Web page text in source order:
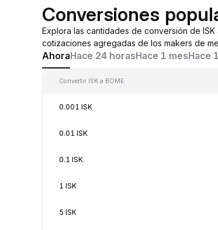
Conversiones
Explora las cantidades de conversión de
cotizaciones agregadas de los makers de
AhoraHace 24 horasHace 1 mesHace
Convertir ISK a BOME
0.001 ISK
0.01 ISK
0.1 ISK
1 ISK
5 ISK